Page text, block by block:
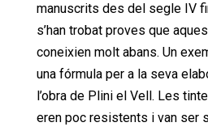
manuscrits des del segle IV
s’han trobat proves que
coneixien molt abans. Un
una fórmula per a la seva
l’obra de Plini el Vell. Les
eren poc resistents i van ser